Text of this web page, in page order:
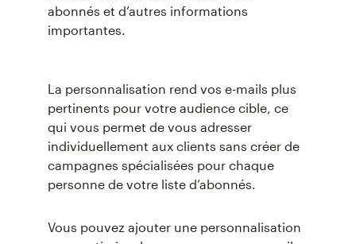
abonnés et d’autres informations
importantes.
La personnalisation rend vos e-mails plus
pertinents pour votre audience cible, ce
qui vous permet de vous adresser
individuellement aux clients sans créer de
campagnes spécialisées pour chaque
personne de votre liste d’abonnés.
Vous pouvez ajouter une personnalisation